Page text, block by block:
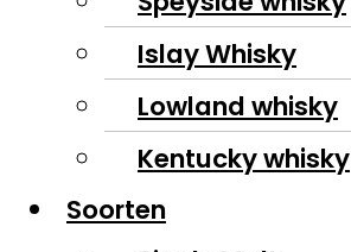
Islay Whisky
Lowland whisky
Kentucky whisky
Soorten